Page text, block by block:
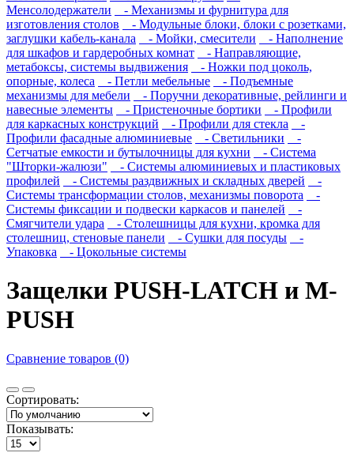
Менсолодержатели
- Механизмы и фурнитура для
изготовления столов
- Модульные блоки, блоки с розетками,
заглушки кабель-канала
- Мойки, смесители
- Наполнение
для шкафов и гардеробных комнат
- Направляющие,
метабоксы, системы выдвижения
- Ножки под цоколь,
опорные, колеса
- Петли мебельные
- Подъемные
механизмы для мебели
- Поручни декоративные, рейлинги и
навесные элементы
- Пристеночные бортики
- Профили
для каркасных конструкций
- Профили для стекла
-
Профили фасадные алюминиевые
- Светильники
-
Сетчатые емкости и бутылочницы для кухни
- Система
"Шторки-жалюзи"
- Системы алюминиевых и пластиковых
профилей
- Системы раздвижных и складных дверей
-
Системы трансформации столов, механизмы поворота
-
Системы фиксации и подвески каркасов и панелей
-
Смягчители удара
- Столешницы для кухни, кромка для
столешниц, стеновые панели
- Сушки для посуды
-
Упаковка
- Цокольные системы
Защелки PUSH-LATCH и M-
PUSH
Сравнение товаров (0)
Сортировать:
Показывать: